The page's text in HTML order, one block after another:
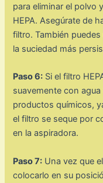
para eliminar el polvo
HEPA. Asegúrate de
filtro. También
la suciedad más
Paso 6: Si el filtro
suavemente con
productos químicos,
el filtro se seque por
en la aspiradora.
Paso 7: Una vez que
colocarlo en su